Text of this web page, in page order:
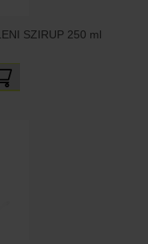
SZIRUP 250 ml